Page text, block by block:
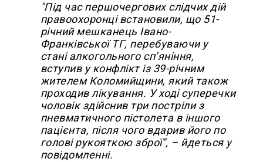
"Під час першочергових слідчих дій
правоохоронці встановили, що 51-
річний мешканець Івано-
Франківської ТГ, перебуваючи у
стані алкогольного сп’яніння,
вступив у конфлікт із 39-річним
жителем Коломийщини, який також
проходив лікування. У ході суперечки
чоловік здійснив три постріли з
пневматичного пістолета в іншого
пацієнта, після чого вдарив його по
голові рукояткою зброї", – йдеться у
повідомленні.